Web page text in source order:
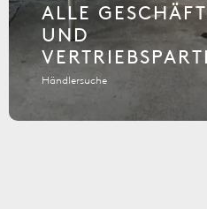
ALLE
UND
Händlersuche